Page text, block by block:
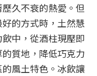
久不衰的熱愛。但
的方式時，土然慧
中，從酒柱現壓即
質地，降低巧克力
風土特色。冰飲讓